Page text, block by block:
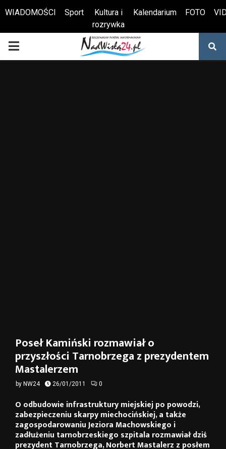
Otwórz pasek narzędzi
WIADOMOŚCI Sport
Kultura i
rozrywka
Kalendarium FOTO
PRIMARY
Poseł Kamiński rozmawiał o
przyszłości Tarnobrzega z prezydentem
Mastalerzem
by NW24 26/01/2011 0
O odbudowie infrastruktury miejskiej po powodzi,
zabezpieczeniu skarpy miechocińskiej, a także
zagospodarowaniu Jeziora Machowskiego i
zadłużeniu tarnobrzeskiego szpitala rozmawiał dziś
prezydent Tarnobrzega, Norbert Mastalerz z posłem